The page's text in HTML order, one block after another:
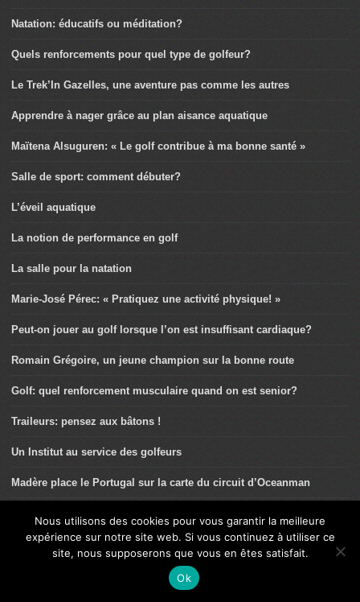
Natation: éducatifs ou méditation?
Quels renforcements pour quel type de golfeur?
Le Trek’In Gazelles, une aventure pas comme les autres
Apprendre à nager grâce au plan aisance aquatique
Maïtena Alsuguren: « Le golf contribue à ma bonne santé »
Salle de sport: comment débuter?
L’éveil aquatique
La notion de performance en golf
La salle pour la natation
Marie-José Pérec: « Pratiquez une activité physique! »
Peut-on jouer au golf lorsque l’on est insuffisant cardiaque?
Romain Grégoire, un jeune champion sur la bonne route
Golf: quel renforcement musculaire quand on est senior?
Traileurs: pensez aux bâtons !
Un Institut au service des golfeurs
Madère place le Portugal sur la carte du circuit d’Oceanman
Axel Carion, explorateur métabolique
Du bon usage du Vélo à Assistance électrique (VAE)
Nous utilisons des cookies pour vous garantir la meilleure
expérience sur notre site web. Si vous continuez à utiliser ce
site, nous supposerons que vous en êtes satisfait.
Ok